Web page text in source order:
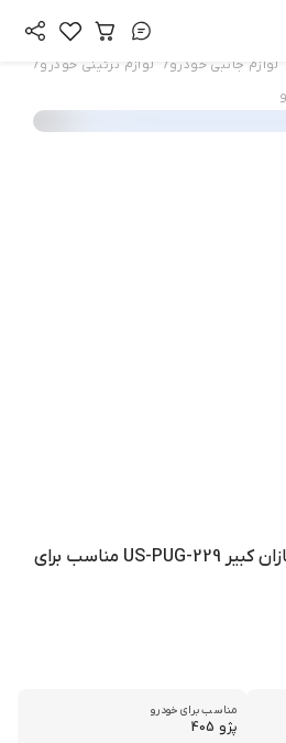
لوازم جانبی خودرو/ لوازم تزئینی خودرو/
درب محفظه USB قطعه سازان کبیر US-PUG-229 مناسب برای
مناسب برای خودرو
پژو 405